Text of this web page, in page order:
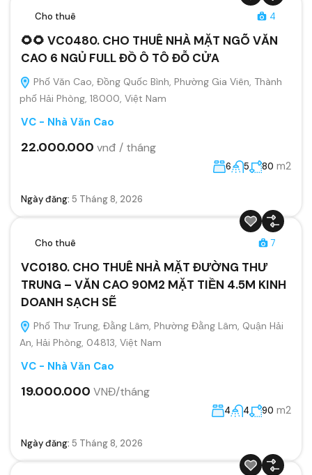
Cho thuê 4
🌻🌻 VC0480. CHO THUÊ NHÀ MẶT NGÕ VĂN
CAO 6 NGỦ FULL ĐỒ Ô TÔ ĐỖ CỬA
Phố Văn Cao, Đồng Quốc Bình, Phường Gia Viên, Thành
phố Hải Phòng, 18000, Việt Nam
VC - Nhà Văn Cao
22.000.000 vnđ / tháng
6 5 80 m2
Ngày đăng: 5 Tháng 8, 2026
Cho thuê 7
VC0180. CHO THUÊ NHÀ MẶT ĐƯỜNG THƯ
TRUNG – VĂN CAO 90M2 MẶT TIỀN 4.5M KINH
DOANH SẠCH SẼ
Phố Thư Trung, Đằng Lâm, Phường Đằng Lâm, Quận Hải
An, Hải Phòng, 04813, Việt Nam
VC - Nhà Văn Cao
19.000.000 VNĐ/tháng
4 4 90 m2
Ngày đăng: 5 Tháng 8, 2026